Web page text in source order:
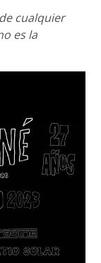
cualquier
es la